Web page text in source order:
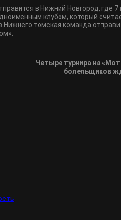
в Нижний Новгород, где
клубом, который
томская команда
Четыре турнира на
болельщиков